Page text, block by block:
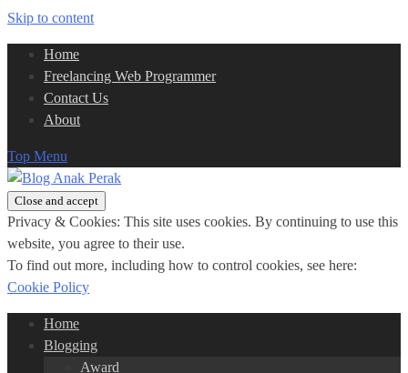
Skip to content
Home
Freelancing Web Programmer
Contact Us
About
Top Menu
Privacy & Cookies: This site uses cookies. By continuing to use this
website, you agree to their use.
To find out more, including how to control cookies, see here:
Cookie Policy
Home
Blogging
Award